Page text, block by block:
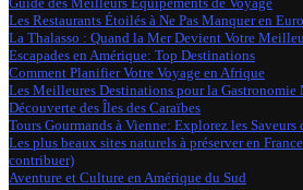
Les Restaurants Étoilés à Ne Pas Manquer en
La Thalasso : Quand la Mer Devient Votre
Escapades en Amérique: Top Destinations
Comment Planifier Votre Voyage en Afrique
Les Meilleures Destinations pour la Gastronomie
Découverte des Îles des Caraïbes
Tours Gourmands à Vienne: Explorez les Saveurs
Les plus beaux sites naturels à préserver en
contribuer)
Aventure et Culture en Amérique du Sud